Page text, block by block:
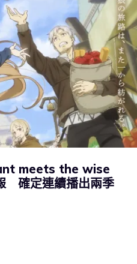
meets the wise
確定連續播出兩季